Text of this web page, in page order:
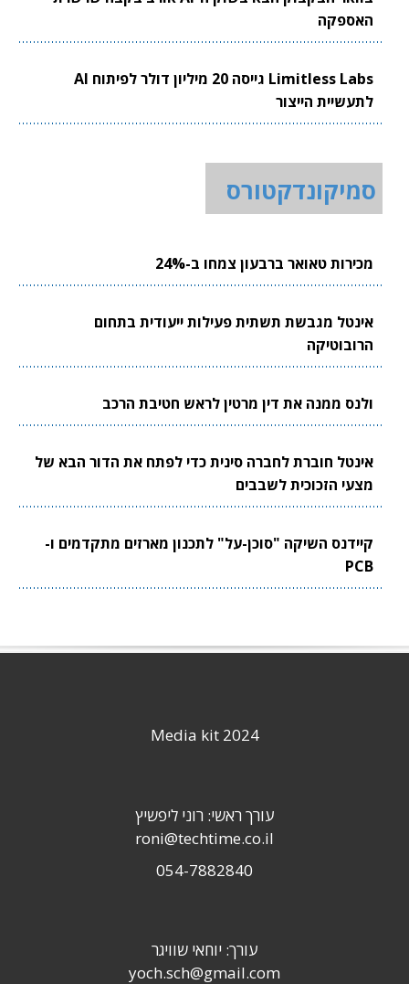
האספקה
Limitless Labs גייסה 20 מיליון דולר לפיתוח AI
לתעשיית הייצור
סמיקונדקטורס
מכירות טאואר ברבעון צמחו ב-24%
אינטל מגבשת תשתית פעילות ייעודית בתחום
הרובוטיקה
ולנס ממנה את דין מרטין לראש חטיבת הרכב
אינטל חוברת לחברה סינית כדי לפתח את הדור הבא של
מצעי הזכוכית לשבבים
קיידנס השיקה "סוכן-על" לתכנון מארזים מתקדמים ו-
PCB
Media kit 2024
עורך ראשי: רוני ליפשיץ
roni@techtime.co.il
054-7882840
עורך: יוחאי שוויגר
yoch.sch@gmail.com